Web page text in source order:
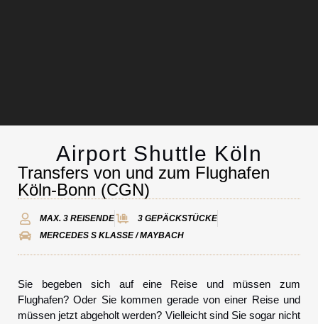
Chauffeurservice
Kontakt
Airport Shuttle Köln
Transfers von und zum Flughafen
Köln-Bonn (CGN)
MAX. 3 REISENDE
3 GEPÄCKSTÜCKE
MERCEDES S KLASSE / MAYBACH
Sie begeben sich auf eine Reise und müssen zum
Flughafen? Oder Sie kommen gerade von einer Reise und
müssen jetzt abgeholt werden? Vielleicht sind Sie sogar nicht